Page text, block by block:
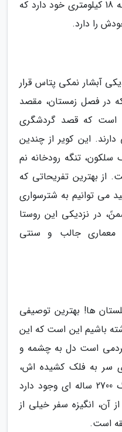
نوازش، چشمه آب گرمی در فاصله 18 کیلومتری خود دارد که
را دارد.
آبشار نمکی پتاس قرار
در فصل زمستان، مقصد
است که قصد گردشگری
این کویر از چندین
تنگه رودخانه نم
بهترین تفریحاتی که
می توانیم به شترسواری
در نزدیکی این روستا
معماری جالب و سنتی
ها! بهترین توصیفی
باشیم این است که این
مردمی است دل به چشمه و
سر به فلک کشیده اش،
بسته اند. البته در این روستا ارگ 2700 ساله ای وجود دارد
آن، انگیزه سفر خیلی از
است.